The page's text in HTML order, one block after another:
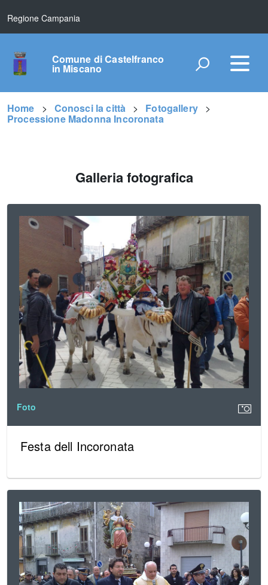
Regione Campania
Comune di Castelfranco
in Miscano
Home Conosci la città Fotogallery
Processione Madonna Incoronata
Galleria fotografica
Foto
Festa dell Incoronata